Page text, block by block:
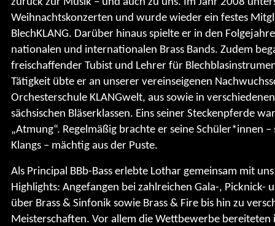
Weihnachtskonzerten und wurde wieder ein festes
BlechKLANG. Darüber hinaus spielte er in den
nationalen und internationalen Brass Bands. Zudem
freischaffender Tubist und Lehrer für
Tätigkeit übte er an unserer vereinseigenen
Orchesterschule KLANGwelt, aus sowie in
sächsischen Bläserklassen. Eins seiner Steckenpferde
„Atmung“. Regelmäßig brachte er seine Schüler*innen
Klangs – mächtig aus der Puste.
Als Principal BBb-Bass erlebte Lothar gemeinsam mit
Highlights: Angefangen bei zahlreichen Gala-, Picknick-
über Brass & Sinfonik sowie Brass & Fire bis hin zu
Meisterschaften. Vor allem die Wettbewerbe bereiteten